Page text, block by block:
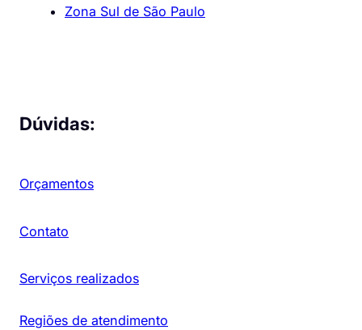
Zona Sul de São Paulo
Dúvidas:
Orçamentos
Contato
Serviços realizados
Regiões de atendimento